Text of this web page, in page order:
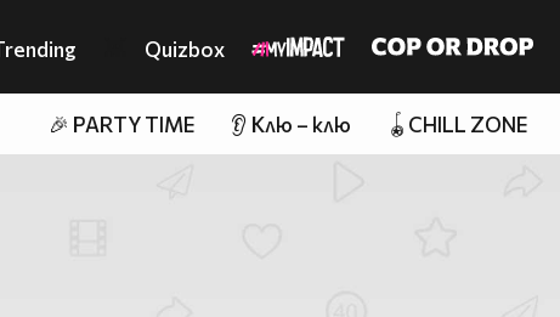
Quizbox
🎉 PARTY TIME 👂 Клю – клю 🪀CHILL ZONE